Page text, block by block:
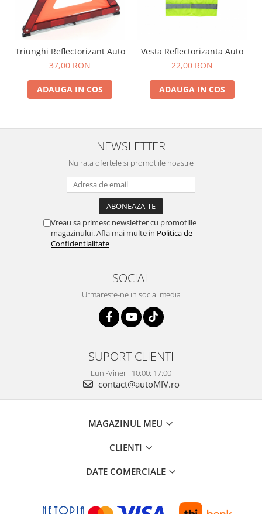
Produse Intretinere si Detailing
Lubrifianti si Spray-uri de Curatare
Curatare si Detailing Interior
Vopsitorie, Chituri si Adezivi
Curatare si Detailing Exterior
Triunghi Reflectorizant Auto
37,00 RON
ADAUGA IN COS
Vesta Reflectorizanta Auto
22,00 RON
ADAUGA IN COS
NEWSLETTER
Nu rata ofertele si promotiile noastre
Vreau sa primesc newsletter cu promotiile
magazinului. Afla mai multe in Politica de
Confidentialitate
SOCIAL
Urmareste-ne in social media
SUPORT CLIENTI
Luni-Vineri: 10:00: 17:00
contact@autoMIV.ro
MAGAZINUL MEU
CLIENTI
DATE COMERCIALE